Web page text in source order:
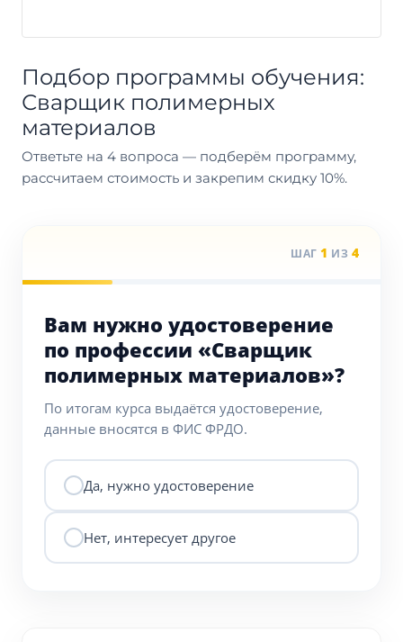
Подбор программы обучения:
Сварщик полимерных
материалов
Ответьте на 4 вопроса — подберём программу,
рассчитаем стоимость и закрепим скидку 10%.
ШАГ 1 ИЗ 4
Вам нужно удостоверение
по профессии «Сварщик
полимерных материалов»?
По итогам курса выдаётся удостоверение,
данные вносятся в ФИС ФРДО.
Да, нужно удостоверение
Нет, интересует другое